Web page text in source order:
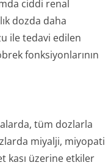
ciddi renal
dozda daha
ile tedavi edilen
fonksiyonlarının
tüm dozlarla
miyalji, miyopati
kası üzerine etkiler